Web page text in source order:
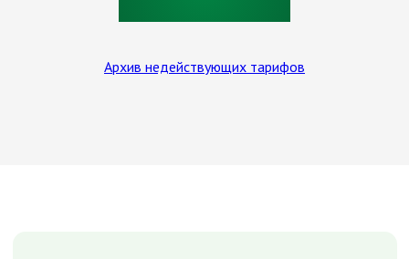
Архив недействующих тарифов